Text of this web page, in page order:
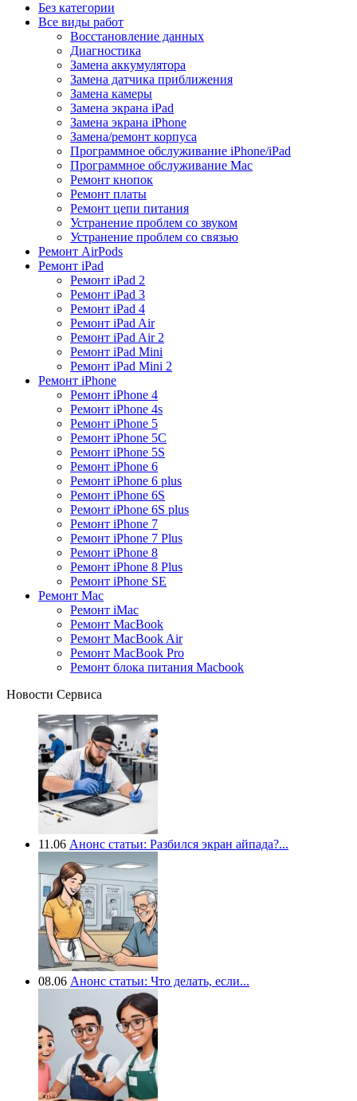
Без категории
Все виды работ
Восстановление данных
Диагностика
Замена аккумулятора
Замена датчика приближения
Замена камеры
Замена экрана iPad
Замена экрана iPhone
Замена/ремонт корпуса
Программное обслуживание iPhone/iPad
Программное обслуживание Mac
Ремонт кнопок
Ремонт платы
Ремонт цепи питания
Устранение проблем со звуком
Устранение проблем со связью
Ремонт AirPods
Ремонт iPad
Ремонт iPad 2
Ремонт iPad 3
Ремонт iPad 4
Ремонт iPad Air
Ремонт iPad Air 2
Ремонт iPad Mini
Ремонт iPad Mini 2
Ремонт iPhone
Ремонт iPhone 4
Ремонт iPhone 4s
Ремонт iPhone 5
Ремонт iPhone 5C
Ремонт iPhone 5S
Ремонт iPhone 6
Ремонт iPhone 6 plus
Ремонт iPhone 6S
Ремонт iPhone 6S plus
Ремонт iPhone 7
Ремонт iPhone 7 Plus
Ремонт iPhone 8
Ремонт iPhone 8 Plus
Ремонт iPhone SE
Ремонт Mac
Ремонт iMac
Ремонт MacBook
Ремонт MacBook Air
Ремонт MacBook Pro
Ремонт блока питания Macbook
Новости Сервиса
11.06 Анонс статьи: Разбился экран айпада?...
08.06 Анонс статьи: Что делать, если...